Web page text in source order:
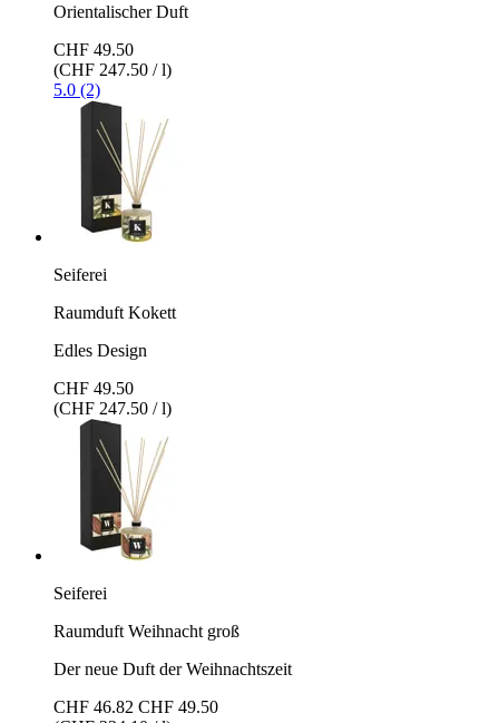
Orientalischer Duft
CHF 49.50
(CHF 247.50 / l)
5.0 (2)
Seiferei
Raumduft Kokett
Edles Design
CHF 49.50
(CHF 247.50 / l)
Seiferei
Raumduft Weihnacht groß
Der neue Duft der Weihnachtszeit
CHF 46.82 CHF 49.50